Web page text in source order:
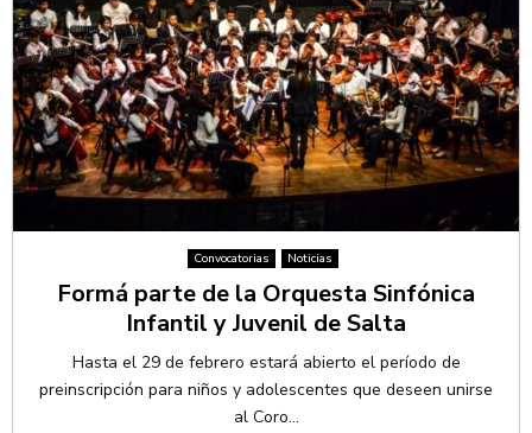
Convocatorias Noticias
Formá parte de la Orquesta Sinfónica
Infantil y Juvenil de Salta
Hasta el 29 de febrero estará abierto el período de
preinscripción para niños y adolescentes que deseen unirse
al Coro...